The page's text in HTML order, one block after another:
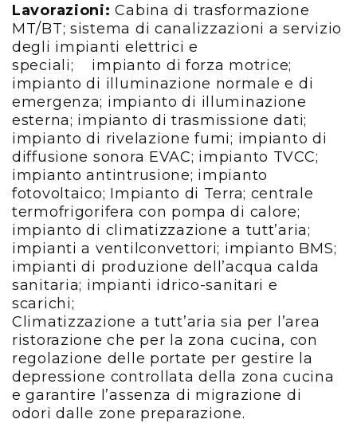
Lavorazioni: Cabina di trasformazione
MT/BT; sistema di canalizzazioni a servizio
degli impianti elettrici e
speciali; impianto di forza motrice;
impianto di illuminazione normale e di
emergenza; impianto di illuminazione
esterna; impianto di trasmissione dati;
impianto di rivelazione fumi; impianto di
diffusione sonora EVAC; impianto TVCC;
impianto antintrusione; impianto
fotovoltaico; Impianto di Terra; centrale
termofrigorifera con pompa di calore;
impianto di climatizzazione a tutt’aria;
impianti a ventilconvettori; impianto BMS;
impianti di produzione dell’acqua calda
sanitaria; impianti idrico-sanitari e
scarichi;
Climatizzazione a tutt’aria sia per l’area
ristorazione che per la zona cucina, con
regolazione delle portate per gestire la
depressione controllata della zona cucina
e garantire l’assenza di migrazione di
odori dalle zone preparazione.